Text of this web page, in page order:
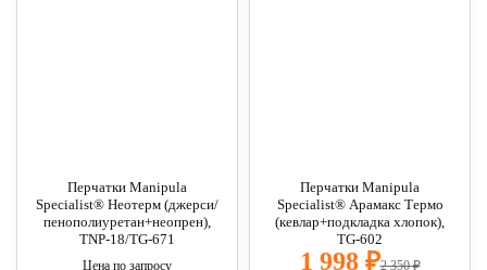
Перчатки Manipula
Specialist® Неотерм (джерси/
пенополиуретан+неопрен),
TNP-18/TG-671
Цена по запросу
Перчатки Manipula
Specialist® Арамакс Термо
(кевлар+подкладка хлопок),
TG-602
1 998 ₽2 350 ₽